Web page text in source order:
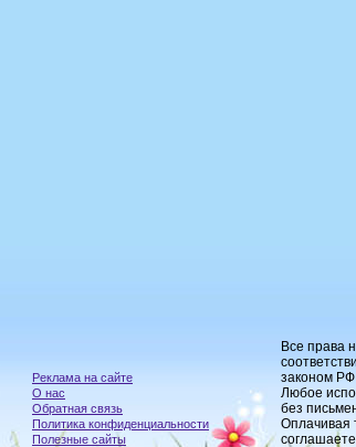
Реклама на сайте
О нас
Обратная связь
Политика конфиденциальности
Полезные сайты
Все права
законом
Любое
без
Оплачивая